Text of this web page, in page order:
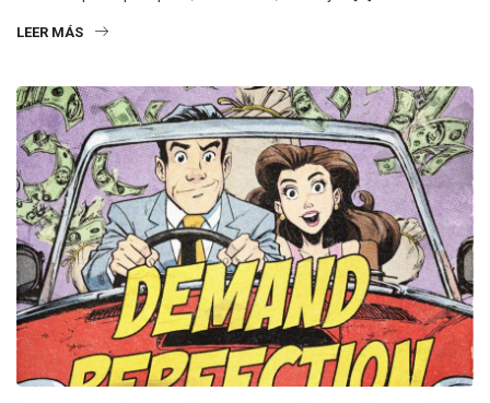
LEER MÁS